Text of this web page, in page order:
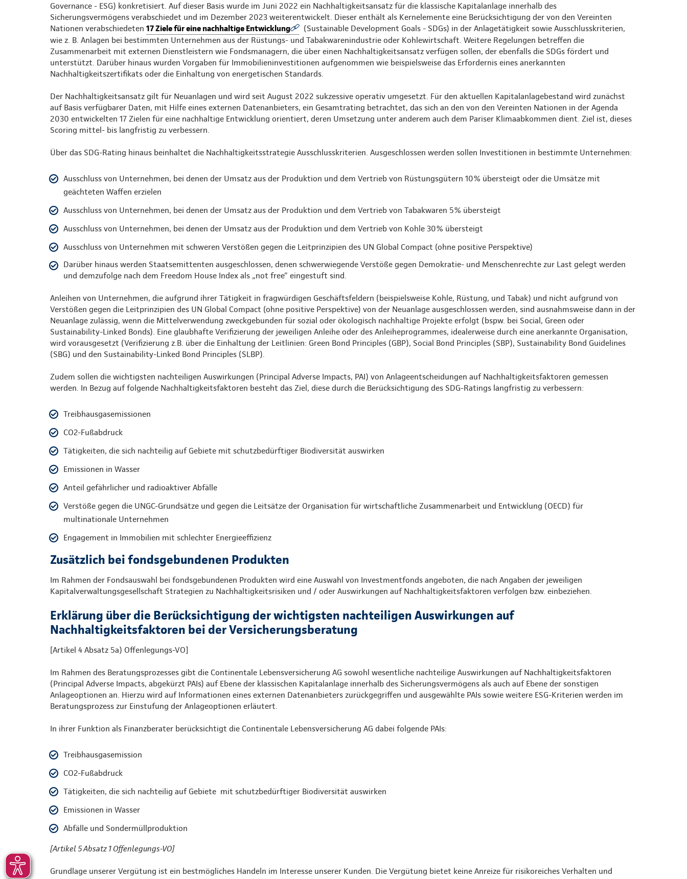
Governance - ESG) konkretisiert. Auf dieser Basis wurde im Juni 2022 ein Nachhaltigkeitsansatz für die klassische Kapitalanlage innerhalb des
Sicherungsvermögens verabschiedet und im Dezember 2023 weiterentwickelt. Dieser enthält als Kernelemente eine Berücksichtigung der von den Vereinten
Nationen verabschiedeten 17 Ziele für eine nachhaltige Entwicklung
(Sustainable Development Goals - SDGs) in der Anlagetätigkeit sowie Ausschlusskriterien,
wie z. B. Anlagen bei bestimmten Unternehmen aus der Rüstungs- und Tabakwarenindustrie oder Kohlewirtschaft. Weitere Regelungen betreffen die
Zusammenarbeit mit externen Dienstleistern wie Fondsmanagern, die über einen Nachhaltigkeitsansatz verfügen sollen, der ebenfalls die SDGs fördert und
unterstützt. Darüber hinaus wurden Vorgaben für Immobilieninvestitionen aufgenommen wie beispielsweise das Erfordernis eines anerkannten
Nachhaltigkeitszertifikats oder die Einhaltung von energetischen Standards.
Der Nachhaltigkeitsansatz gilt für Neuanlagen und wird seit August 2022 sukzessive operativ umgesetzt. Für den aktuellen Kapitalanlagebestand wird zunächst
auf Basis verfügbarer Daten, mit Hilfe eines externen Datenanbieters, ein Gesamtrating betrachtet, das sich an den von den Vereinten Nationen in der Agenda
2030 entwickelten 17 Zielen für eine nachhaltige Entwicklung orientiert, deren Umsetzung unter anderem auch dem Pariser Klimaabkommen dient. Ziel ist, dieses
Scoring mittel- bis langfristig zu verbessern.
Über das SDG-Rating hinaus beinhaltet die Nachhaltigkeitsstrategie Ausschlusskriterien. Ausgeschlossen werden sollen Investitionen in bestimmte Unternehmen:
Ausschluss von Unternehmen, bei denen der Umsatz aus der Produktion und dem Vertrieb von Rüstungsgütern 10% übersteigt oder die Umsätze mit
geächteten Waffen erzielen
Ausschluss von Unternehmen, bei denen der Umsatz aus der Produktion und dem Vertrieb von Tabakwaren 5% übersteigt
Ausschluss von Unternehmen, bei denen der Umsatz aus der Produktion und dem Vertrieb von Kohle 30% übersteigt
Ausschluss von Unternehmen mit schweren Verstößen gegen die Leitprinzipien des UN Global Compact (ohne positive Perspektive)
Darüber hinaus werden Staatsemittenten ausgeschlossen, denen schwerwiegende Verstöße gegen Demokratie- und Menschenrechte zur Last gelegt werden
und demzufolge nach dem Freedom House Index als „not free“ eingestuft sind.
Anleihen von Unternehmen, die aufgrund ihrer Tätigkeit in fragwürdigen Geschäftsfeldern (beispielsweise Kohle, Rüstung, und Tabak) und nicht aufgrund von
Verstößen gegen die Leitprinzipien des UN Global Compact (ohne positive Perspektive) von der Neuanlage ausgeschlossen werden, sind ausnahmsweise dann in der
Neuanlage zulässig, wenn die Mittelverwendung zweckgebunden für sozial oder ökologisch nachhaltige Projekte erfolgt (bspw. bei Social, Green oder
Sustainability-Linked Bonds). Eine glaubhafte Verifizierung der jeweiligen Anleihe oder des Anleiheprogrammes, idealerweise durch eine anerkannte Organisation,
wird vorausgesetzt (Verifizierung z.B. über die Einhaltung der Leitlinien: Green Bond Principles (GBP), Social Bond Principles (SBP), Sustainability Bond Guidelines
(SBG) und den Sustainability-Linked Bond Principles (SLBP).
Zudem sollen die wichtigsten nachteiligen Auswirkungen (Principal Adverse Impacts, PAI) von Anlageentscheidungen auf Nachhaltigkeitsfaktoren gemessen
werden. In Bezug auf folgende Nachhaltigkeitsfaktoren besteht das Ziel, diese durch die Berücksichtigung des SDG-Ratings langfristig zu verbessern:
Treibhausgasemissionen
CO2-Fußabdruck
Tätigkeiten, die sich nachteilig auf Gebiete mit schutzbedürftiger Biodiversität auswirken
Emissionen in Wasser
Anteil gefährlicher und radioaktiver Abfälle
Verstöße gegen die UNGC-Grundsätze und gegen die Leitsätze der Organisation für wirtschaftliche Zusammenarbeit und Entwicklung (OECD) für
multinationale Unternehmen
Engagement in Immobilien mit schlechter Energieeffizienz
Zusätzlich bei fondsgebundenen Produkten
Im Rahmen der Fondsauswahl bei fondsgebundenen Produkten wird eine Auswahl von Investmentfonds angeboten, die nach Angaben der jeweiligen
Kapitalverwaltungsgesellschaft Strategien zu Nachhaltigkeitsrisiken und / oder Auswirkungen auf Nachhaltigkeitsfaktoren verfolgen bzw. einbeziehen.
Erklärung über die Berücksichtigung der wichtigsten nachteiligen Auswirkungen auf
Nachhaltigkeitsfaktoren bei der Versicherungsberatung
[Artikel 4 Absatz 5a) Offenlegungs-VO]
Im Rahmen des Beratungsprozesses gibt die Continentale Lebensversicherung AG sowohl wesentliche nachteilige Auswirkungen auf Nachhaltigkeitsfaktoren
(Principal Adverse Impacts, abgekürzt PAIs) auf Ebene der klassischen Kapitalanlage innerhalb des Sicherungsvermögens als auch auf Ebene der sonstigen
Anlageoptionen an. Hierzu wird auf Informationen eines externen Datenanbieters zurückgegriffen und ausgewählte PAIs sowie weitere ESG-Kriterien werden im
Beratungsprozess zur Einstufung der Anlageoptionen erläutert.
In ihrer Funktion als Finanzberater berücksichtigt die Continentale Lebensversicherung AG dabei folgende PAIs:
Treibhausgasemission
CO2-Fußabdruck
Tätigkeiten, die sich nachteilig auf Gebiete mit schutzbedürftiger Biodiversität auswirken
Emissionen in Wasser
Abfälle und Sondermüllproduktion
[Artikel 5 Absatz 1 Offenlegungs-VO]
Grundlage unserer Vergütung ist ein bestmögliches Handeln im Interesse unserer Kunden. Die Vergütung bietet keine Anreize für risikoreiches Verhalten und